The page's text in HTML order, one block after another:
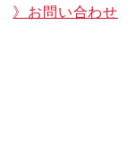
》お問い合わせ